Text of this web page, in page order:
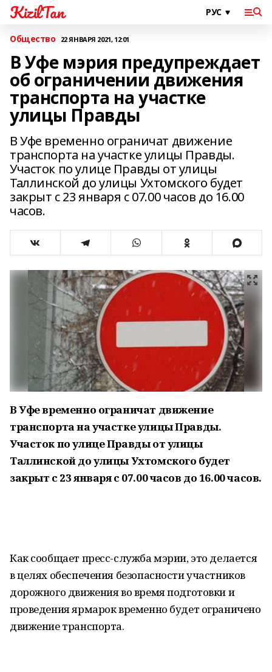
KizilTan
Общество 22 ЯНВАРЯ 2021, 12:01
В Уфе мэрия предупреждает
об ограничении движения
транспорта на участке
улицы Правды
В Уфе временно ограничат движение
транспорта на участке улицы Правды.
Участок по улице Правды от улицы
Таллинской до улицы Ухтомского будет
закрыт с 23 января с 07.00 часов до 16.00
часов.
В Уфе временно ограничат движение
транспорта на участке улицы Правды.
Участок по улице Правды от улицы
Таллинской до улицы Ухтомского будет
закрыт с 23 января с 07.00 часов до 16.00 часов.
Как сообщает пресс-служба мэрии, это делается
в целях обеспечения безопасности участников
дорожного движения во время подготовки и
проведения ярмарок временно будет ограничено
движение транспорта.